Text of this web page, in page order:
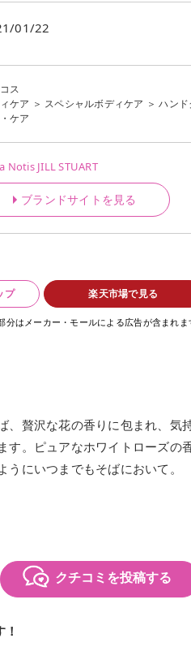
01/22
ス
ケア ＞ スペシャルボディケア ＞ハンド
ケア
Notis JILL STUART
ブランドサイトを見る
プ 楽天市場で見る
はメーカー・モールによる広告が含まれま
、贅沢な花の香りに包まれ、気
す。ピュアなホワイトローズの
にいつまでもそばにおいて。
クチコミを投稿する